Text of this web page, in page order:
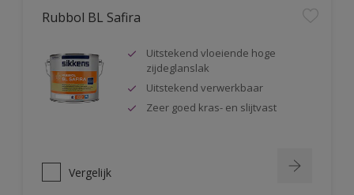
Rubbol BL Safira
Uitstekend vloeiende hoge
zijdeglanslak
Uitstekend verwerkbaar
Zeer goed kras- en slijtvast
Vergelijk